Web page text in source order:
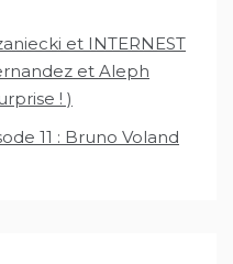
et INTERNEST
et Aleph
! )
11 : Bruno Voland